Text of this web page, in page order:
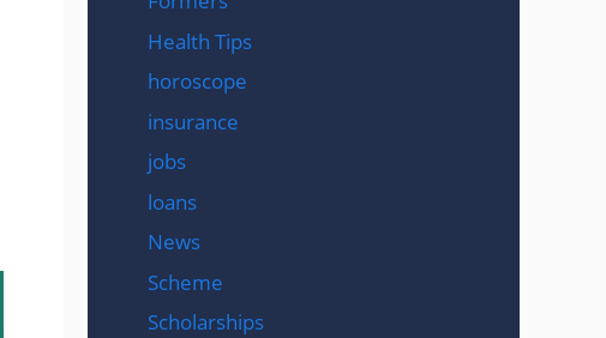
Health Tips
horoscope
insurance
jobs
loans
News
Scheme
Scholarships